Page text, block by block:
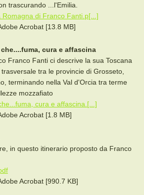
trascurando ...l'Emilia.
Romagna di Franco Fanti.p[...]
Acrobat [13.8 MB]
cura e affascina
Franco Fanti ci descrive la sua Toscana
tra le provincie di Grosseto,
terminando nella Val d'Orcia tra terme
mozzafiato
cura e affascina.[...]
Acrobat [1.8 MB]
in questo itinerario proposto da Franco
Acrobat [990.7 KB]